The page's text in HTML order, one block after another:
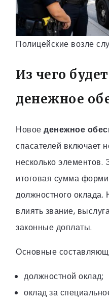
Полицейские возле
Из чего
денежное
Новое денежное
спасателей включает
несколько элементов.
итоговая сумма
должностного
влиять звание,
законные доплаты.
Основные
должностной оклад;
оклад за